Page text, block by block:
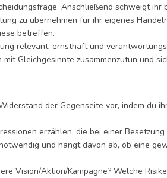
Anschließend schweigt ihr
zu übernehmen für ihr eigenes
betreffen.
relevant, ernsthaft und
Gleichgesinnte zusammenzutun und
der Gegenseite vor, indem du
erzählen, die bei einer Besetzung
und hängt davon ab, ob eine
Vision/Aktion/Kampagne? Welche